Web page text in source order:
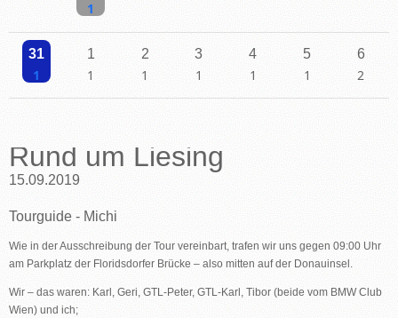
31 1 2 3 4 5 6
Rund um Liesing
15.09.2019
Tourguide - Michi
Wie in der Ausschreibung der Tour vereinbart, trafen wir uns gegen 09:00 Uhr
am Parkplatz der Floridsdorfer Brücke – also mitten auf der Donauinsel.
Wir – das waren: Karl, Geri, GTL-Peter, GTL-Karl, Tibor (beide vom BMW Club
Wien) und ich;